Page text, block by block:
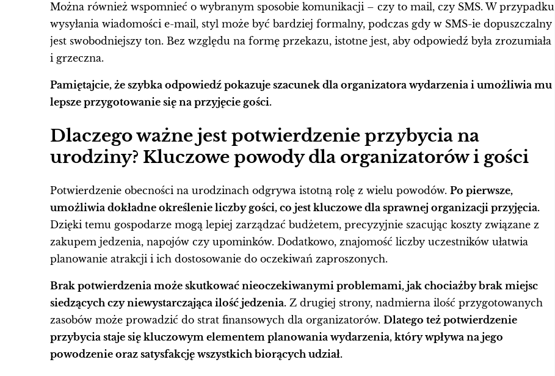
Można również wspomnieć o wybranym sposobie komunikacji – czy to mail, czy SMS. W przypadku
wysyłania wiadomości e-mail, styl może być bardziej formalny, podczas gdy w SMS-ie dopuszczalny
jest swobodniejszy ton. Bez względu na formę przekazu, istotne jest, aby odpowiedź była zrozumiała
i grzeczna.
Pamiętajcie, że szybka odpowiedź pokazuje szacunek dla organizatora wydarzenia i umożliwia mu
lepsze przygotowanie się na przyjęcie gości.
Dlaczego ważne jest potwierdzenie przybycia na
urodziny? Kluczowe powody dla organizatorów i gości
Potwierdzenie obecności na urodzinach odgrywa istotną rolę z wielu powodów. Po pierwsze,
umożliwia dokładne określenie liczby gości, co jest kluczowe dla sprawnej organizacji przyjęcia.
Dzięki temu gospodarze mogą lepiej zarządzać budżetem, precyzyjnie szacując koszty związane z
zakupem jedzenia, napojów czy upominków. Dodatkowo, znajomość liczby uczestników ułatwia
planowanie atrakcji i ich dostosowanie do oczekiwań zaproszonych.
Brak potwierdzenia może skutkować nieoczekiwanymi problemami, jak chociażby brak miejsc
siedzących czy niewystarczająca ilość jedzenia.Z drugiej strony, nadmierna ilość przygotowanych
zasobów może prowadzić do strat finansowych dla organizatorów. Dlatego też potwierdzenie
przybycia staje się kluczowym elementem planowania wydarzenia, który wpływa na jego
powodzenie oraz satysfakcję wszystkich biorących udział.